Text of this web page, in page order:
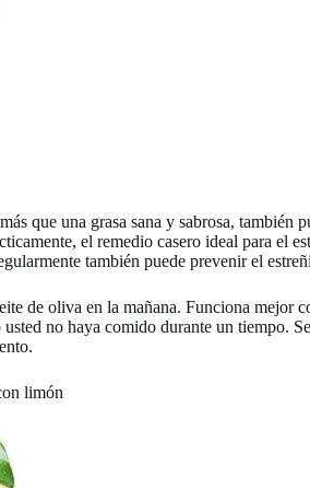
que una grasa sana y sabrosa,
el remedio casero ideal para el
también puede prevenir el
de oliva en la mañana. Funciona
usted no haya comido durante un tiempo.
limón